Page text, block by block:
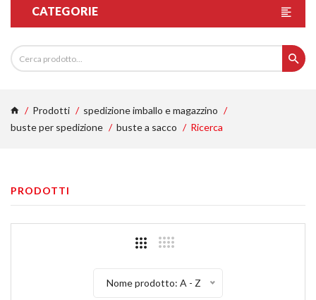
CATEGORIE
Prodotti
spedizione imballo e magazzino
buste per spedizione
buste a sacco Ricerca
PRODOTTI
Nome prodotto: A - Z